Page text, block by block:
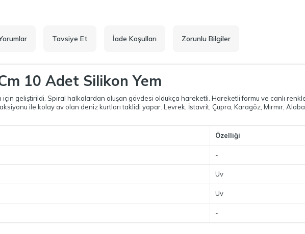
Tavsiye Et İade Koşulları Zorunlu Bilgiler
10 Adet Silikon Yem
geliştirildi. Spiral halkalardan oluşan gövdesi oldukça hareketli. Hareketli formu ve canlı
ile kolay av olan deniz kurtları taklidi yapar. Levrek, İstavrit, Çupra, Karagöz, Mırmır,
Özelliği
-
Uv
Uv
-